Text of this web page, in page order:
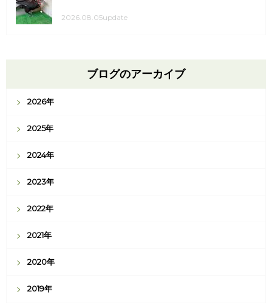
2026.08.05update
ブログのアーカイブ
2026年
2025年
2024年
2023年
2022年
2021年
2020年
2019年